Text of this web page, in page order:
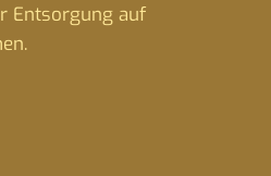
Entsorgung auf